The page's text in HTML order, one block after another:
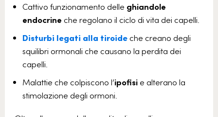
Cattivo funzionamento delle ghiandole
endocrine che regolano il ciclo di vita dei capelli.
Disturbi legati alla tiroideche creano degli
squilibri ormonali che causano la perdita dei
capelli.
Malattie che colpiscono l’ipofisi e alterano la
stimolazione degli ormoni.